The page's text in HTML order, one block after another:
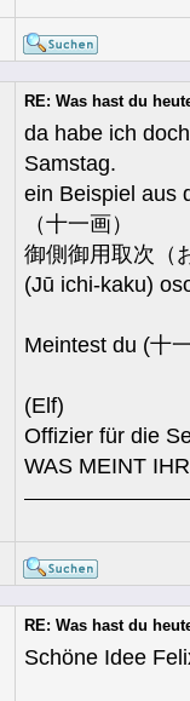
RE: Was hast du
da habe ich
Samstag.
ein Beispiel aus
（十一画）
御側御用取次（
(Jū ichi-kaku)
Meintest du (十
(Elf)
Offizier für die
WAS MEINT
RE: Was hast du
Schöne Idee